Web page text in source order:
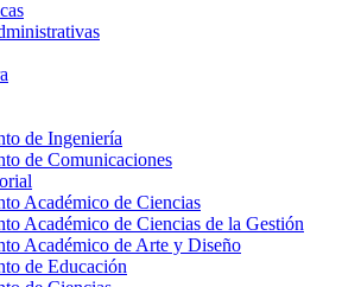
de Ingeniería
de Comunicaciones
Académico de Ciencias
Académico de Ciencias de la Gestión
Académico de Arte y Diseño
de Educación